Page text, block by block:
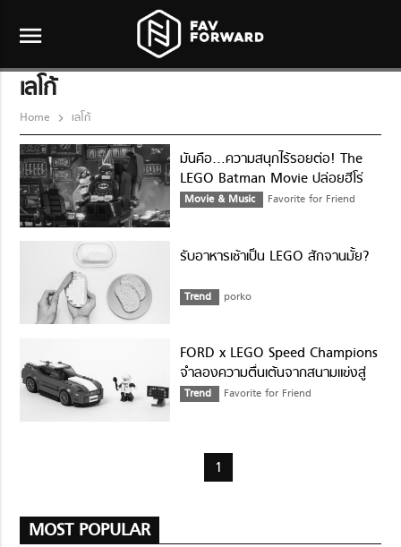
menu
เลโก้
Home เลโก้
มันคือ…ความสนุกไร้รอยต่อ! The
LEGO Batman Movie ปล่อยฮีโร่
ฉบับตัวต่อมาเรียกรอยยิ้ม
Movie & Music Favorite for Friend
รับอาหารเช้าเป็น LEGO สักจานมั้ย?
Trend porko
FORD x LEGO Speed Champions
จำลองความตื่นเต้นจากสนามแข่งสู่
ห้องนั่งเล่น
Trend Favorite for Friend
1
MOST POPULAR